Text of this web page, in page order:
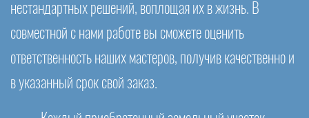
нестандартных решений, воплощая их в жизнь. В
совместной с нами работе вы сможете оценить
ответственность наших мастеров, получив качественно и
в указанный срок свой заказ.